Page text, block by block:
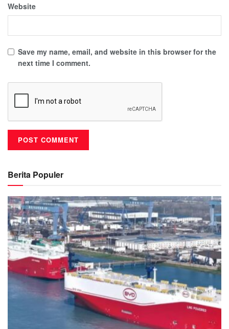
Website
Save my name, email, and website in this browser for the
next time I comment.
Berita Populer